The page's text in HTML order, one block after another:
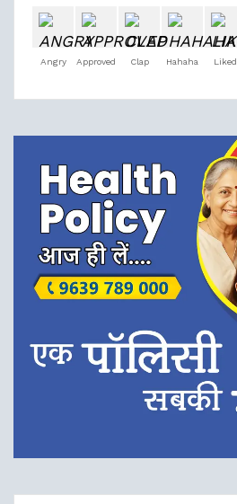
Angry Approved Clap Hahaha Liked